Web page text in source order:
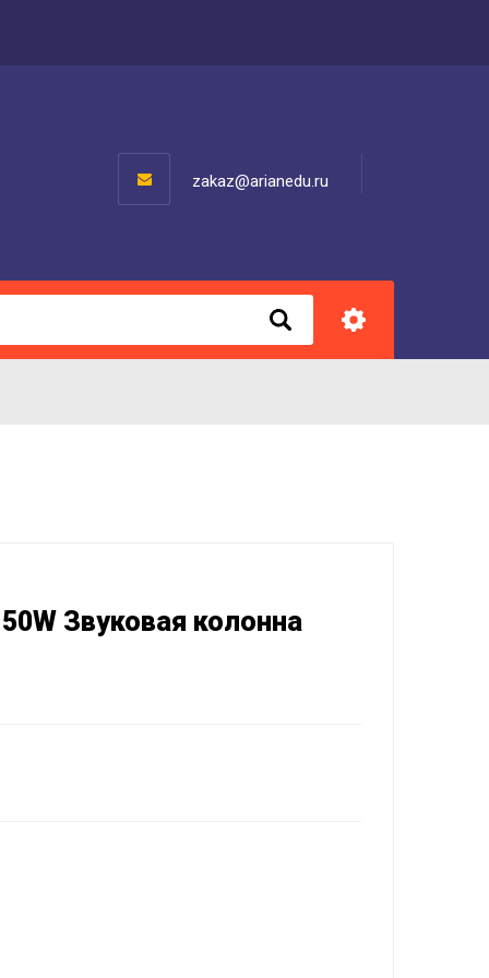
zakaz@arianedu.ru
Звуковая колонна